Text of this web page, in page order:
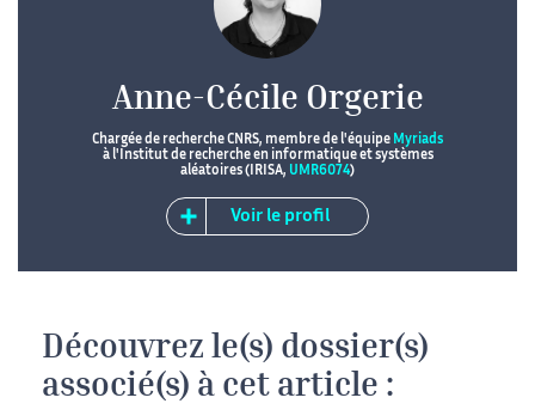
Anne-Cécile Orgerie
Chargée de recherche CNRS, membre de l'équipe Myriads
à l'Institut de recherche en informatique et systèmes
aléatoires (IRISA, UMR6074)
Voir le profil
Découvrez le(s) dossier(s)
associé(s) à cet article :